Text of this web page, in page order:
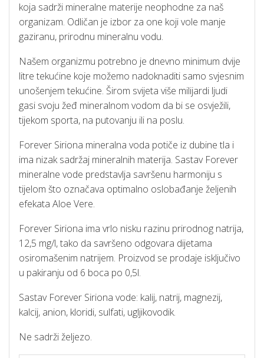
koja sadrži mineralne materije neophodne za naš
organizam. Odličan je izbor za one koji vole manje
gaziranu, prirodnu mineralnu vodu.
Našem organizmu potrebno je dnevno minimum dvije
litre tekućine koje možemo nadoknaditi samo svjesnim
unošenjem tekućine. Širom svijeta više milijardi ljudi
gasi svoju žeđ mineralnom vodom da bi se osvježili,
tijekom sporta, na putovanju ili na poslu.
Forever Siriona mineralna voda potiče iz dubine tla i
ima nizak sadržaj mineralnih materija. Sastav Forever
mineralne vode predstavlja savršenu harmoniju s
tijelom što označava optimalno oslobađanje željenih
efekata Aloe Vere.
Forever Siriona ima vrlo nisku razinu prirodnog natrija,
12,5 mg/l, tako da savršeno odgovara dijetama
osiromašenim natrijem. Proizvod se prodaje isključivo
u pakiranju od 6 boca po 0,5l.
Sastav Forever Siriona vode: kalij, natrij, magnezij,
kalcij, anion, kloridi, sulfati, ugljikovodik.
Ne sadrži željezo.